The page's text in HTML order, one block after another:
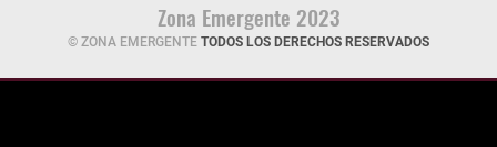
Zona Emergente 2023
© ZONA EMERGENTE TODOS LOS DERECHOS RESERVADOS